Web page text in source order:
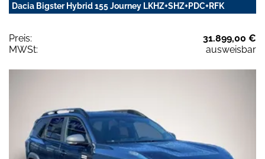
Dacia Bigster Hybrid 155 Journey LKHZ+SHZ+PDC+RFK
Preis:
31.899,00 €
MWSt:
ausweisbar